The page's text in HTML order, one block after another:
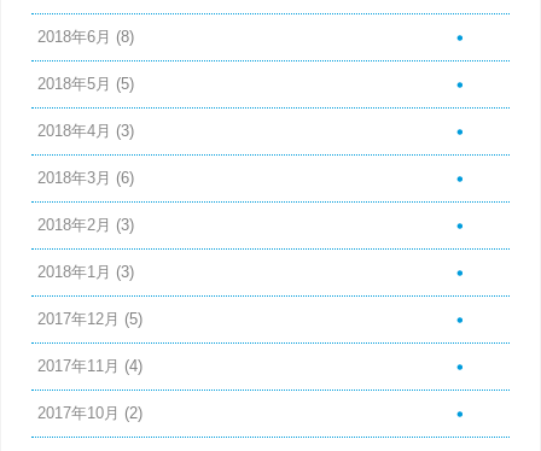
2018年6月 (8)
2018年5月 (5)
2018年4月 (3)
2018年3月 (6)
2018年2月 (3)
2018年1月 (3)
2017年12月 (5)
2017年11月 (4)
2017年10月 (2)